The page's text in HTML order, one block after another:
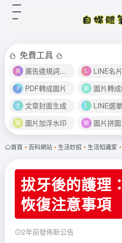
免費工具
廣告違規詞檢測
PDF轉成圖片
圖片轉
文章封面生成
LINE選
圖片加浮水印
圖片拼
首頁 • 百科網站 • 生活妙招 • 生活知識家 •
拔牙後的護理
恢復注意事項
2年前發佈新公告